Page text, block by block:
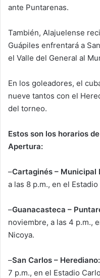
ante Puntarenas.
También, Alajuelense
Guápiles enfrentará a
el Valle del General al
En los goleadores, el
nueve tantos con el
del torneo.
Estos son los horarios
Apertura:
–Cartaginés – Municipal
a las 8 p.m., en el
–Guanacasteca –
noviembre, a las 4 p.m.,
Nicoya.
–San Carlos – Herediano:
7 p.m., en el Estadio